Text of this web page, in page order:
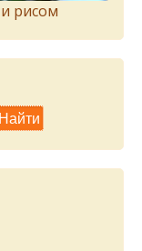
рисом